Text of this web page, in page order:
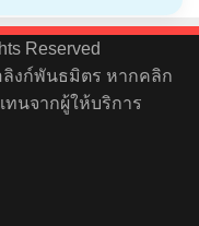
Reserved
งก์พันธมิตร หากคลิก
ทนจากผู้ให้บริการ